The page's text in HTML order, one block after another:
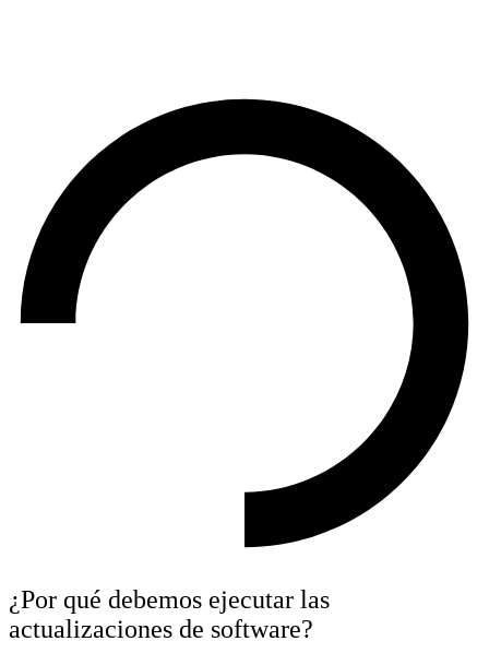
¿Por qué debemos ejecutar las
actualizaciones de software?